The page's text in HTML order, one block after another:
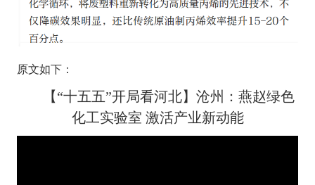
原文如下：
【“十五五”开局看河北】沧州：燕赵绿色
化工实验室 激活产业新动能